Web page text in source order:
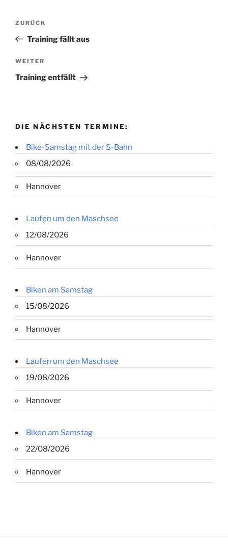
Beitragsnavigation
Vorheriger
Beitrag
ZURÜCK
Training fällt aus
Nächster
Beitrag
WEITER
Training entfällt
DIE NÄCHSTEN TERMINE:
Bike-Samstag mit der S-Bahn
08/08/2026
Hannover
Laufen um den Maschsee
12/08/2026
Hannover
Biken am Samstag
15/08/2026
Hannover
Laufen um den Maschsee
19/08/2026
Hannover
Biken am Samstag
22/08/2026
Hannover